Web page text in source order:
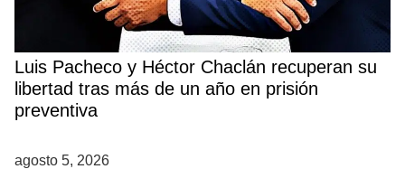
Luis Pacheco y Héctor Chaclán recuperan su
libertad tras más de un año en prisión
preventiva
agosto 5, 2026